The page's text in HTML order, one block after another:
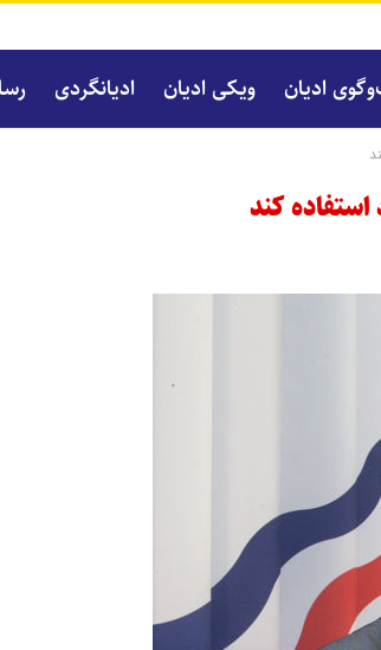
ادیان ویکی ادیان ادیانگردی
کند